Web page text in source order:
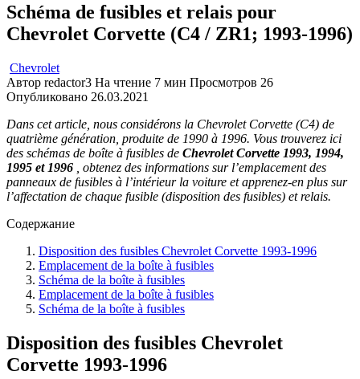
Schéma de fusibles et relais pour
Chevrolet Corvette (C4 / ZR1; 1993-1996)
Chevrolet
Автор redactor3 На чтение 7 мин Просмотров 26
Опубликовано 26.03.2021
Dans cet article, nous considérons la Chevrolet Corvette (C4) de
quatrième génération, produite de 1990 à 1996. Vous trouverez ici
des schémas de boîte à fusibles de Chevrolet Corvette 1993, 1994,
1995 et 1996 , obtenez des informations sur l’emplacement des
panneaux de fusibles à l’intérieur la voiture et apprenez-en plus sur
l’affectation de chaque fusible (disposition des fusibles) et relais.
Содержание
Disposition des fusibles Chevrolet Corvette 1993-1996
Emplacement de la boîte à fusibles
Schéma de la boîte à fusibles
Emplacement de la boîte à fusibles
Schéma de la boîte à fusibles
Disposition des fusibles Chevrolet
Corvette 1993-1996